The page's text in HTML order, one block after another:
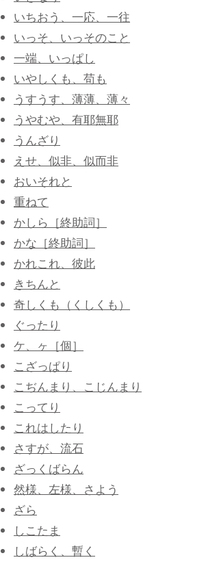
いちおう、一応、一往
いっそ、いっそのこと
一端、いっぱし
いやしくも、苟も
うすうす、薄薄、薄々
うやむや、有耶無耶
うんざり
えせ、似非、似而非
おいそれと
重ねて
かしら［終助詞］
かな［終助詞］
かれこれ、彼此
きちんと
奇しくも（くしくも）
ぐったり
ケ、ヶ［個］
こざっぱり
こぢんまり、こじんまり
こってり
これはしたり
さすが、流石
ざっくばらん
然様、左様、さよう
ざら
しこたま
しばらく、暫く